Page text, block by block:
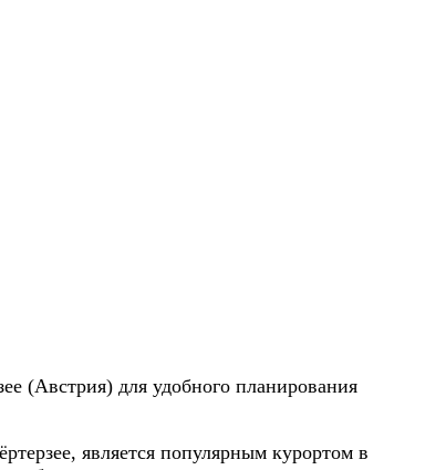
(Австрия) для удобного планирования
является популярным курортом в